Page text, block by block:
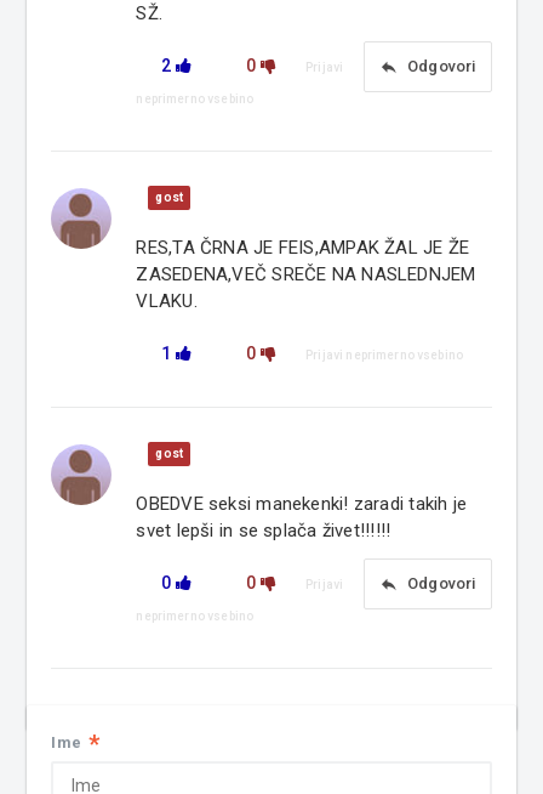
SŽ.
2 0 reply Odgovori
Prijavi
neprimerno vsebino
gost
RES,TA ČRNA JE FEIS,AMPAK ŽAL JE ŽE
ZASEDENA,VEČ SREČE NA NASLEDNJEM
VLAKU.
1 0 Prijavi neprimerno vsebino
gost
OBEDVE seksi manekenki! zaradi takih je
svet lepši in se splača živet!!!!!!
0 0 reply Odgovori
Prijavi
neprimerno vsebino
Ime *